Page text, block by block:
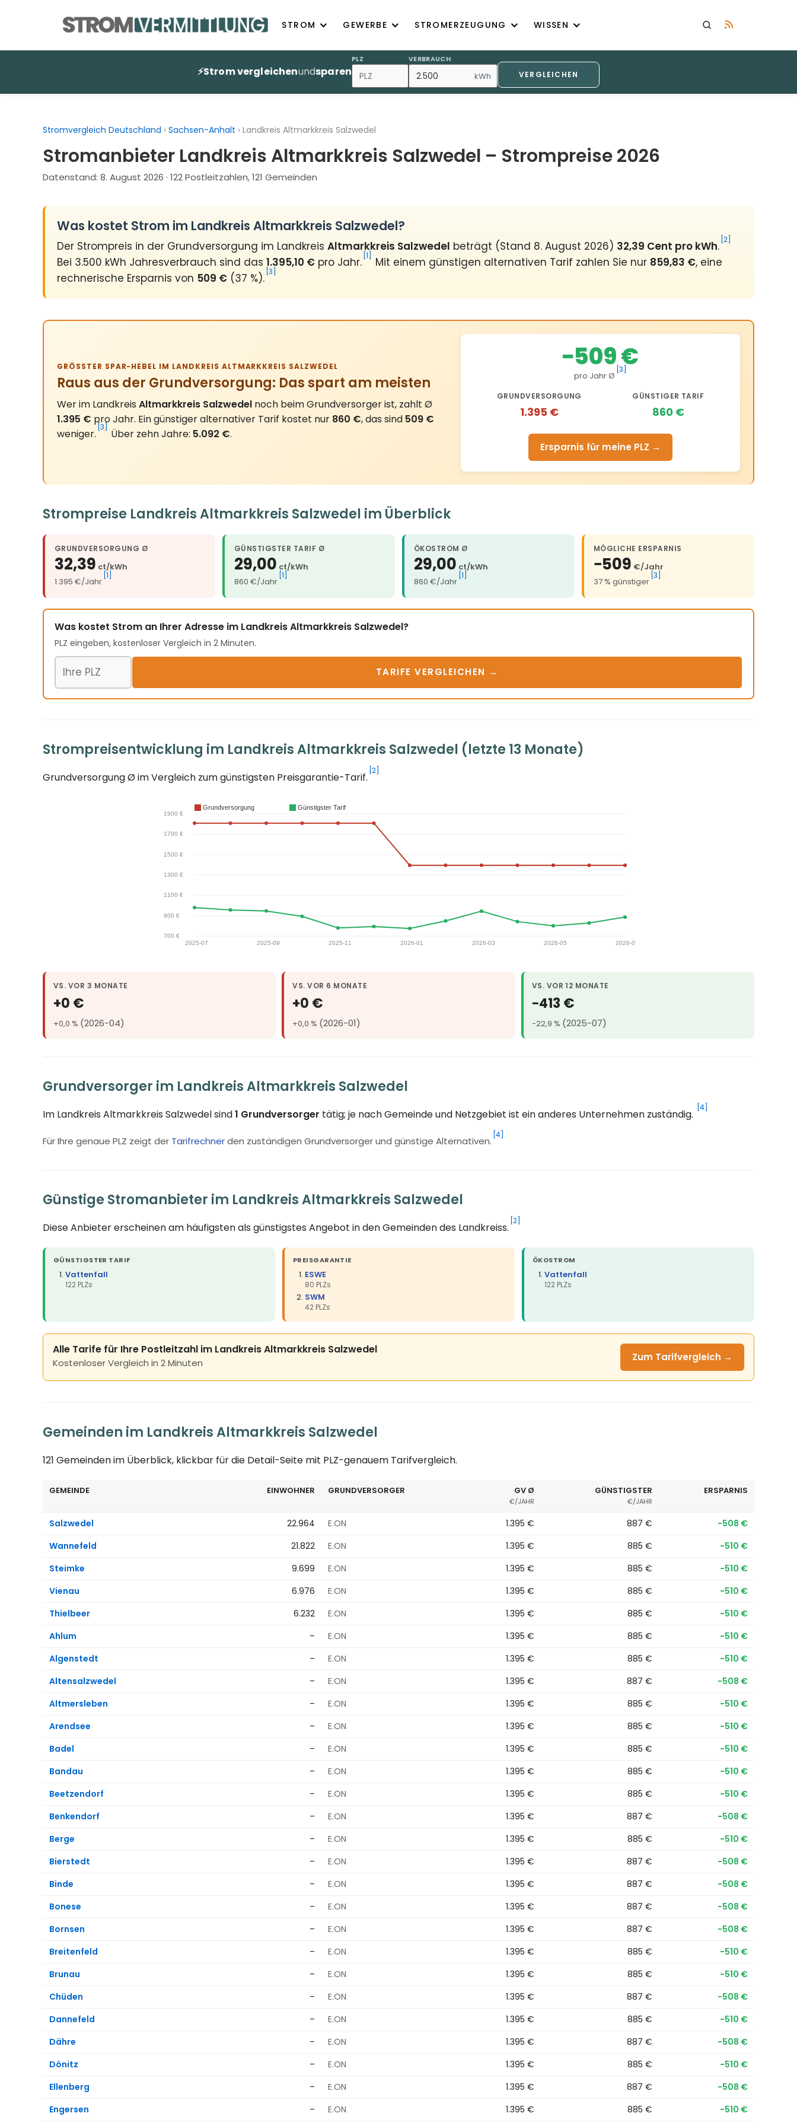
STROM GEWERBE STROMERZEUGUNG WISSEN
⚡Strom vergleichenundsparen
PLZ VERBRAUCH
kWh VERGLEICHEN
Stromvergleich Deutschland › Sachsen-Anhalt › Landkreis Altmarkkreis Salzwedel
Stromanbieter Landkreis Altmarkkreis Salzwedel – Strompreise 2026
Datenstand: 8. August 2026 · 122 Postleitzahlen, 121 Gemeinden
Was kostet Strom im Landkreis Altmarkkreis Salzwedel?
Der Strompreis in der Grundversorgung im Landkreis Altmarkkreis Salzwedel beträgt (Stand 8. August 2026) 32,39 Cent pro kWh. [2]
Bei 3.500 kWh Jahresverbrauch sind das 1.395,10 € pro Jahr. [1] Mit einem günstigen alternativen Tarif zahlen Sie nur 859,83 €, eine
rechnerische Ersparnis von 509 € (37 %). [3]
GRÖSSTER SPAR-HEBEL IM LANDKREIS ALTMARKKREIS SALZWEDEL
Raus aus der Grundversorgung: Das spart am meisten
Wer im Landkreis Altmarkkreis Salzwedel noch beim Grundversorger ist, zahlt Ø
1.395 € pro Jahr. Ein günstiger alternativer Tarif kostet nur 860 €, das sind 509 €
weniger. [3] Über zehn Jahre: 5.092 €.
−509 €
pro Jahr Ø
[3]
GRUNDVERSORGUNG
1.395 €
GÜNSTIGER TARIF
860 €
Ersparnis für meine PLZ →
Strompreise Landkreis Altmarkkreis Salzwedel im Überblick
GRUNDVERSORGUNG Ø
32,39 ct/kWh
1.395 €/Jahr
[1]
GÜNSTIGSTER TARIF Ø
29,00 ct/kWh
860 €/Jahr
[1]
ÖKOSTROM Ø
29,00 ct/kWh
860 €/Jahr
[1]
MÖGLICHE ERSPARNIS
−509 €/Jahr
37 % günstiger
[3]
Was kostet Strom an Ihrer Adresse im Landkreis Altmarkkreis Salzwedel?
PLZ eingeben, kostenloser Vergleich in 2 Minuten.
Postleitzahl
TARIFE VERGLEICHEN →
Strompreisentwicklung im Landkreis Altmarkkreis Salzwedel (letzte 13 Monate)
Grundversorgung Ø im Vergleich zum günstigsten Preisgarantie-Tarif. [2]
VS. VOR 3 MONATE
+0 €
+0,0 % (2026-04)
VS. VOR 6 MONATE
+0 €
+0,0 % (2026-01)
VS. VOR 12 MONATE
−413 €
−22,9 % (2025-07)
Grundversorger im Landkreis Altmarkkreis Salzwedel
Im Landkreis Altmarkkreis Salzwedel sind1 Grundversorger tätig; je nach Gemeinde und Netzgebiet ist ein anderes Unternehmen zuständig. [4]
Für Ihre genaue PLZ zeigt der Tarifrechnerden zuständigen Grundversorger und günstige Alternativen.
[4]
Günstige Stromanbieter im Landkreis Altmarkkreis Salzwedel
Diese Anbieter erscheinen am häufigsten als günstigstes Angebot in den Gemeinden des Landkreiss. [2]
GÜNSTIGSTER TARIF
Vattenfall
122 PLZs
PREISGARANTIE
ESWE
80 PLZs
SWM
42 PLZs
ÖKOSTROM
Vattenfall
122 PLZs
Alle Tarife für Ihre Postleitzahl im Landkreis Altmarkkreis Salzwedel
Kostenloser Vergleich in 2 Minuten Zum Tarifvergleich →
Gemeinden im Landkreis Altmarkkreis Salzwedel
121 Gemeinden im Überblick, klickbar für die Detail-Seite mit PLZ-genauem Tarifvergleich.
GEMEINDE EINWOHNER GRUNDVERSORGER GV Ø
€/JAHR
GÜNSTIGSTER
€/JAHR
ERSPARNIS
Salzwedel 22.964 E.ON 1.395 € 887 €
−508 €
Wannefeld
21.822 E.ON 1.395 € 885 €
−510 €
Steimke
9.699 E.ON 1.395 € 885 €
−510 €
Vienau
6.976 E.ON 1.395 € 885 €
−510 €
Thielbeer
6.232 E.ON 1.395 € 885 €
−510 €
Ahlum
– E.ON 1.395 € 885 €
−510 €
Algenstedt
– E.ON 1.395 € 885 €
−510 €
Altensalzwedel
– E.ON 1.395 € 887 €
−508 €
Altmersleben
– E.ON 1.395 € 885 €
−510 €
Arendsee
– E.ON 1.395 € 885 €
−510 €
Badel
– E.ON 1.395 € 885 €
−510 €
Bandau
– E.ON 1.395 € 885 €
−510 €
Beetzendorf
– E.ON 1.395 € 885 €
−510 €
Benkendorf
– E.ON 1.395 € 887 €
−508 €
Berge
– E.ON 1.395 € 885 €
−510 €
Bierstedt
– E.ON 1.395 € 887 €
−508 €
Binde
– E.ON 1.395 € 887 €
−508 €
Bonese
– E.ON 1.395 € 887 €
−508 €
Bornsen
– E.ON 1.395 € 887 €
−508 €
Breitenfeld
– E.ON 1.395 € 885 €
−510 €
Brunau
– E.ON 1.395 € 885 €
−510 €
Chüden
– E.ON 1.395 € 887 €
−508 €
Dannefeld
– E.ON 1.395 € 885 €
−510 €
Dähre
– E.ON 1.395 € 887 €
−508 €
Dönitz
– E.ON 1.395 € 885 €
−510 €
Ellenberg
– E.ON 1.395 € 887 €
−508 €
Engersen
– E.ON 1.395 € 885 €
−510 €